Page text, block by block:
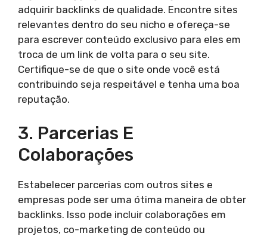
adquirir backlinks de qualidade. Encontre sites
relevantes dentro do seu nicho e ofereça-se
para escrever conteúdo exclusivo para eles em
troca de um link de volta para o seu site.
Certifique-se de que o site onde você está
contribuindo seja respeitável e tenha uma boa
reputação.
3. Parcerias E
Colaborações
Estabelecer parcerias com outros sites e
empresas pode ser uma ótima maneira de obter
backlinks. Isso pode incluir colaborações em
projetos, co-marketing de conteúdo ou